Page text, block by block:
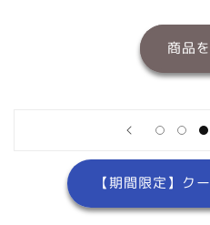
商品
【期間限定】ク